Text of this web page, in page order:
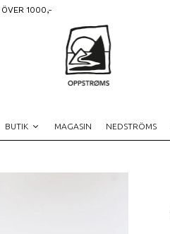
ÖVER 1000,-
BUTIK MAGASIN NEDSTRÖMS